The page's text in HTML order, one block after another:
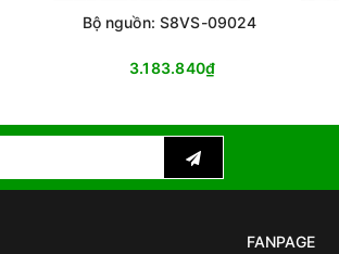
Bộ nguồn: S8VS-09024
3.183.840₫
FANPAGE